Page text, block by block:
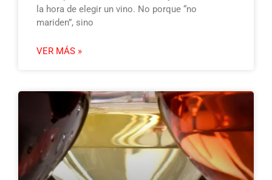
la hora de elegir un vino. No porque “no
mariden”, sino
VER MÁS »